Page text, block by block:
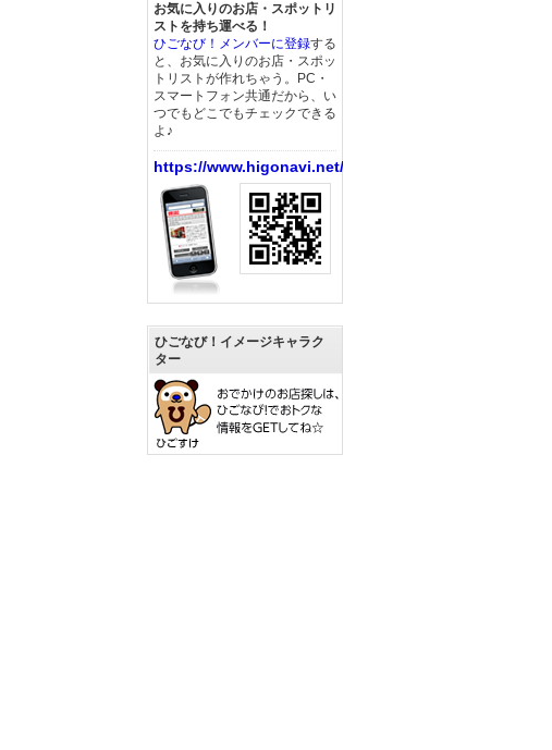
お気に入りのお店・スポットリ
ストを持ち運べる！
ひごなび！メンバーに登録する
と、お気に入りのお店・スポッ
トリストが作れちゃう。PC・
スマートフォン共通だから、い
つでもどこでもチェックできる
よ♪
https://www.higonavi.net/
ひごなび！イメージキャラク
ター